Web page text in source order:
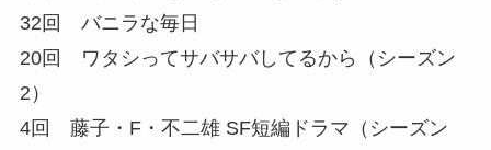
32回 バニラな毎日
20回 ワタシってサバサバしてるから（シーズン
2）
4回 藤子・F・不二雄 SF短編ドラマ（シーズン